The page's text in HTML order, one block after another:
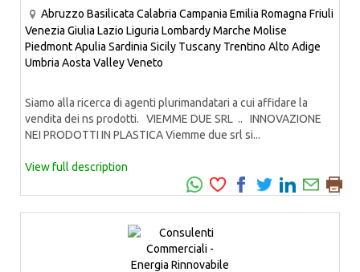
Abruzzo Basilicata Calabria Campania Emilia Romagna Friuli
Venezia Giulia Lazio Liguria LombardyMarche Molise
PiedmontApulia Sardinia Sicily Tuscany Trentino Alto Adige
Umbria Aosta ValleyVeneto
Siamo alla ricerca di agenti plurimandatari a cui affidare la
vendita dei ns prodotti. VIEMME DUE SRL .. INNOVAZIONE
NEI PRODOTTI IN PLASTICA Viemme due srl si...
View full description